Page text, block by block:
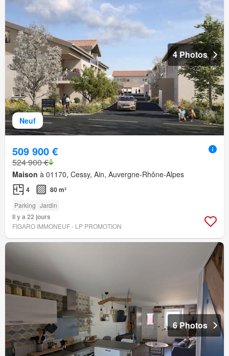
Neuf
4 Photos
509 900 €
524 900 €
Maison à 01170, Cessy, Ain, Auvergne-Rhône-Alpes
4 80 m²
Parking Jardin
Il y a 22 jours
FIGARO IMMONEUF - LP PROMOTION
6 Photos